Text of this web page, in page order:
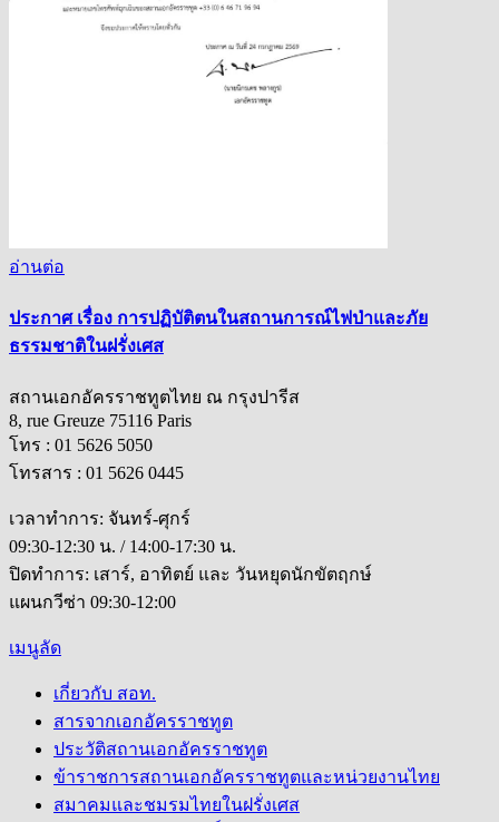
อ่านต่อ
ประกาศ เรื่อง การปฏิบัติตนในสถานการณ์ไฟป่าและภัย
ธรรมชาติในฝรั่งเศส
สถานเอกอัครราชทูตไทย ณ กรุงปารีส
8, rue Greuze 75116 Paris
โทร : 01 5626 5050
โทรสาร : 01 5626 0445
เวลาทำการ: จันทร์-ศุกร์
09:30-12:30 น. / 14:00-17:30 น.
ปิดทำการ: เสาร์, อาทิตย์ และ วันหยุดนักขัตฤกษ์
แผนกวีซ่า 09:30-12:00
เมนูลัด
เกี่ยวกับ สอท.
สารจากเอกอัครราชทูต
ประวัติสถานเอกอัครราชทูต
ข้าราชการสถานเอกอัครราชทูตและหน่วยงานไทย
สมาคมและชมรมไทยในฝรั่งเศส